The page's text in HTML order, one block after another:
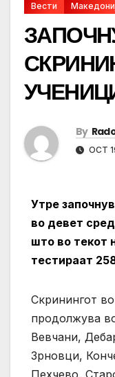
Вести
By
OCT
Утре
во девет
што во текот
тестираат
Скринингот
продолжува
Вевчани,
Зрновци,